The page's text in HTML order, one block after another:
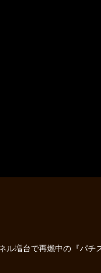
増台で再燃中の『パ